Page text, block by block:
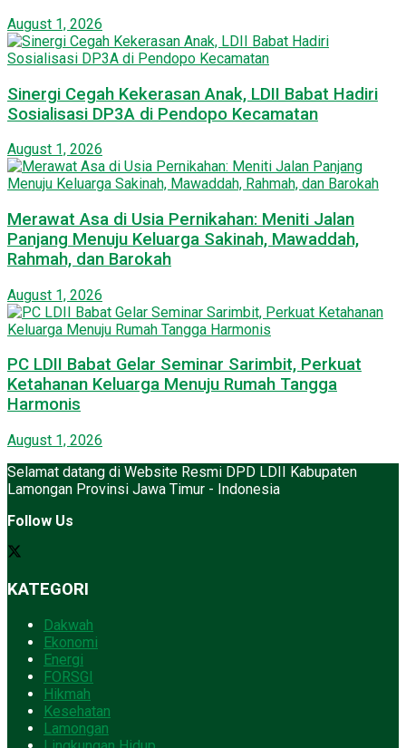
August 1, 2026
Sinergi Cegah Kekerasan Anak, LDII Babat Hadiri
Sosialisasi DP3A di Pendopo Kecamatan
August 1, 2026
Merawat Asa di Usia Pernikahan: Meniti Jalan
Panjang Menuju Keluarga Sakinah, Mawaddah,
Rahmah, dan Barokah
August 1, 2026
PC LDII Babat Gelar Seminar Sarimbit, Perkuat
Ketahanan Keluarga Menuju Rumah Tangga
Harmonis
August 1, 2026
Selamat datang di Website Resmi DPD LDII Kabupaten
Lamongan Provinsi Jawa Timur - Indonesia
Follow Us
KATEGORI
Dakwah
Ekonomi
Energi
FORSGI
Hikmah
Kesehatan
Lamongan